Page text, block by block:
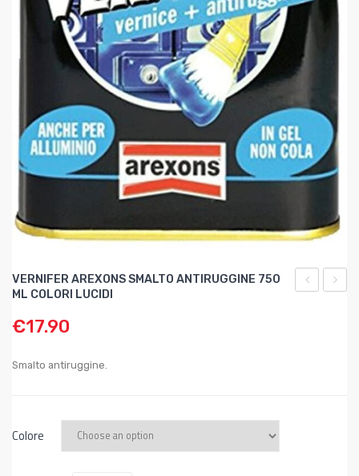
VERNIFER AREXONS SMALTO ANTIRUGGINE 750
ML COLORI LUCIDI
€17.90
Smalto antiruggine.
Colore